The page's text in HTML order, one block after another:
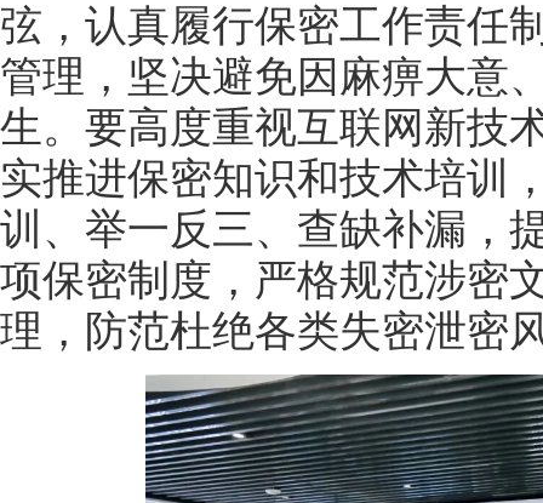
弦，认真履行保密工作责任
管理，坚决避免因麻痹大意
生。要高度重视互联网新技
实推进保密知识和技术培训
训、举一反三、查缺补漏，
项保密制度，严格规范涉密
理，防范杜绝各类失密泄密